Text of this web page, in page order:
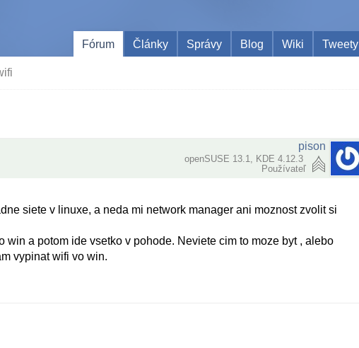
Fórum
Články Správy Blog Wiki Tweety
pison
openSUSE 13.1, KDE 4.12.3
Používateľ
siete v linuxe, a neda mi network manager ani moznost zvolit si
a potom ide vsetko v pohode. Neviete cim to moze byt , alebo
vypinat wifi vo win.